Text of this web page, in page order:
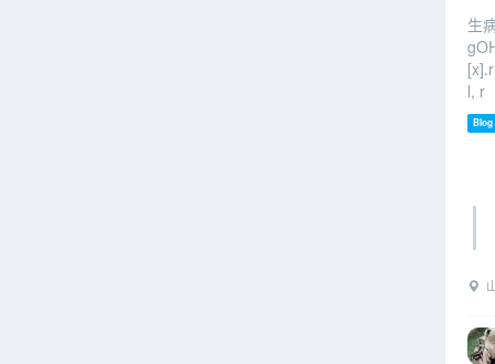
生
l, r
Blog